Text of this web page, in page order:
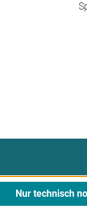
Nur technisch